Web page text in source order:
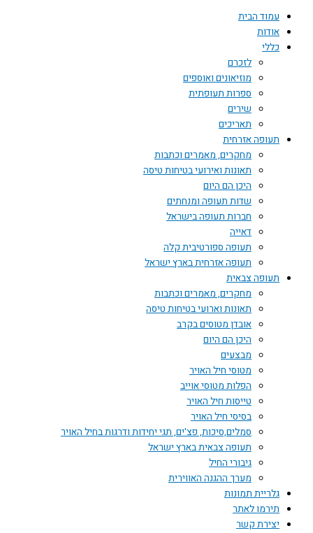
עמוד הבית
אודות
כללי
לזכרם
מוזיאונים ואוספים
ספרות תעופתית
שירים
תאריכים
תעופה אזרחית
מחקרים, מאמרים וכתבות
תאונות ואירועי בטיחות טיסה
היכן הם היום
שדות תעופה ומנחתים
חברות תעופה בישראל
דאייה
תעופה ספורטיבית קלה
תעופה אזרחית בארץ ישראל
תעופה צבאית
מחקרים, מאמרים וכתבות
תאונות וארועי בטיחות טיסה
אובדן מטוסים בקרב
היכן הם היום
מבצעים
מטוסי חיל האויר
הפלות מטוסי אוייב
טייסות חיל האויר
בסיסי חיל האויר
סמלים,סיכות, פצ'ים, תגי יחידות ודרגות בחיל האויר
תעופה צבאית בארץ ישראל
גיבורי החיל
מערך ההגנה האווירית
גלריית תמונות
תירמו לאתר
יצירת קשר